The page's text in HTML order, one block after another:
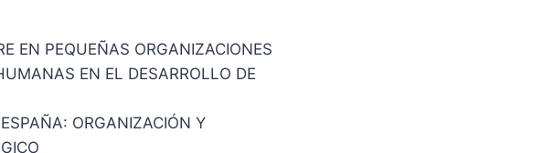
EN PEQUEÑAS ORGANIZACIONES
EN EL DESARROLLO DE
ORGANIZACIÓN Y